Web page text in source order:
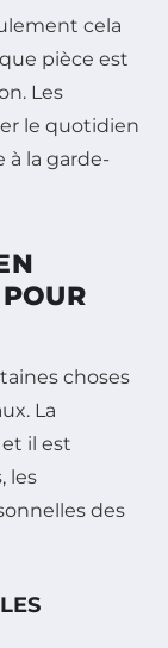
cela
pièce est
Les
le quotidien
à la garde-
choses
La
il est
les
des